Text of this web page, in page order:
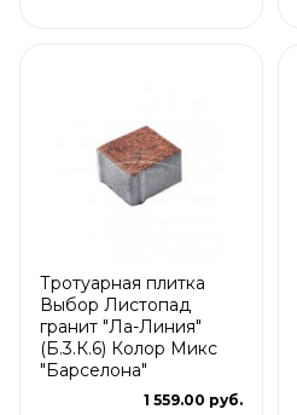
Тротуарная плитка
Выбор Листопад
гранит "Ла-Линия"
(Б.3.К.6) Колор Микс
"Барселона"
1 559.00 руб.